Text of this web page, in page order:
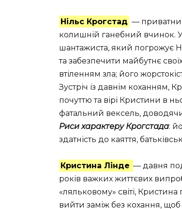
Нільс Крогстад —
колишній ганебний вчинок. У
шантажиста, який погрожує
та забезпечити майбутнє
втіленням зла; його
Зустріч із давнім коханням,
почуттю та вірі Кристини в
фатальний вексель,
Риси характеру Крогстада:
здатність до каяття,
Кристина Лінде — давня
років важких життєвих
«ляльковому» світі,
вийти заміж без кохання,